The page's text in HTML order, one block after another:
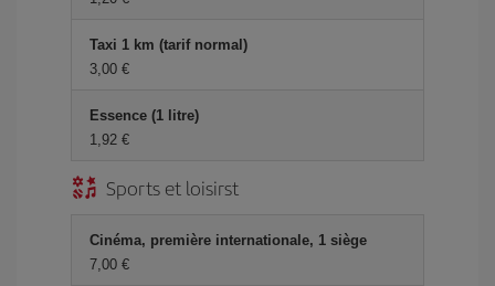
Taxi 1 km (tarif normal)
3,00 €
Essence (1 litre)
1,92 €
Sports et loisirst
Cinéma, première internationale, 1 siège
7,00 €